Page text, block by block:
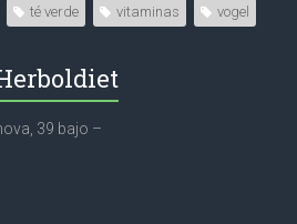
té verde vitaminas vogel
39 bajo –